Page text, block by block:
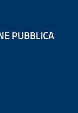
PUBBLICA